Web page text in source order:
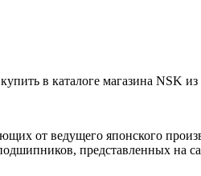
в каталоге магазина NSK из
от ведущего японского
представленных на